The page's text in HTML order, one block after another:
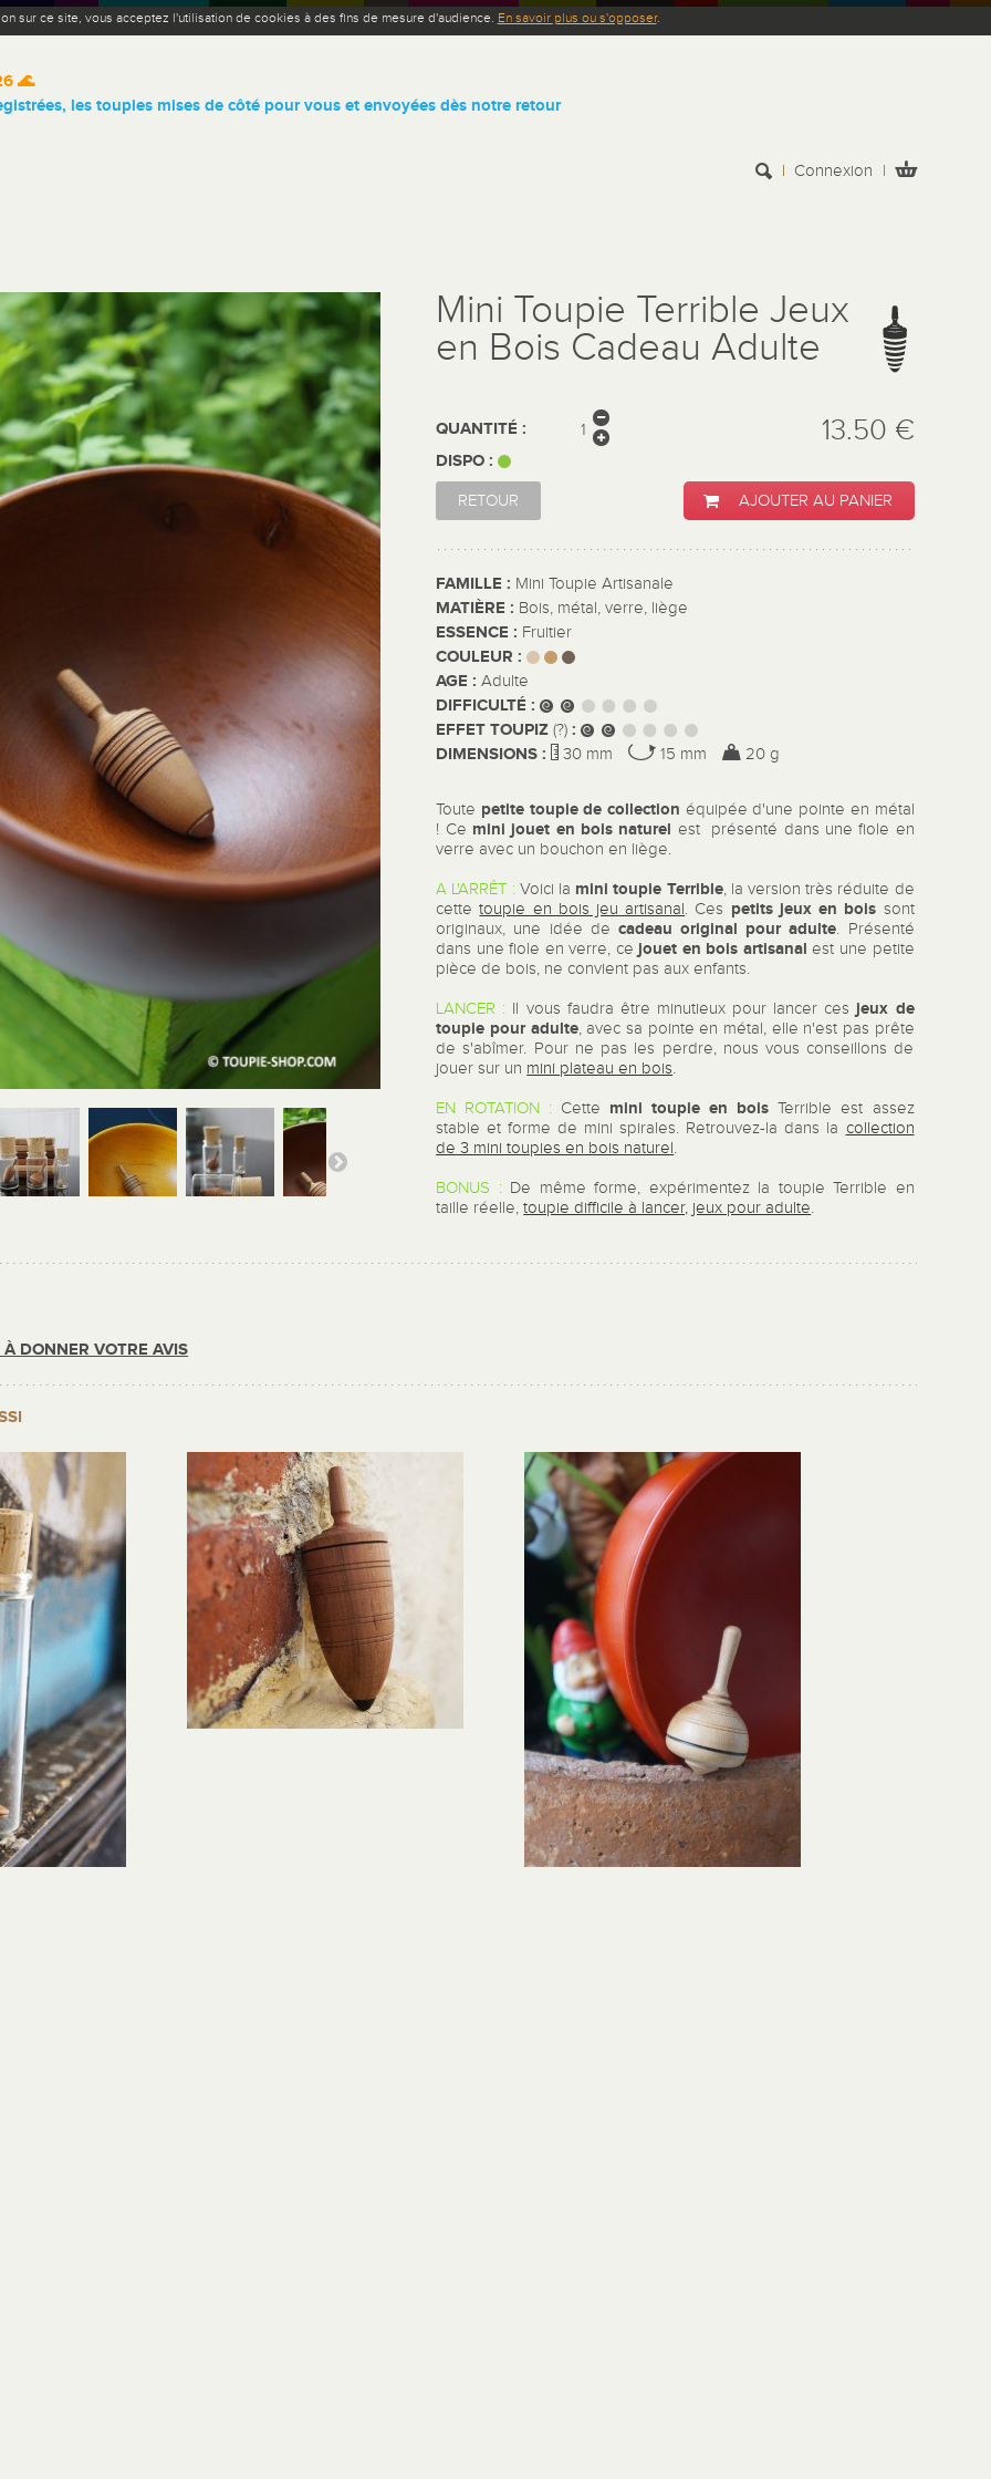
sur ce site, vous acceptez l'utilisation de cookies à des fins de mesure d'audience. En savoir plus ou s'opposer.
🌊
les toupies mises de côté pour vous et envoyées dès notre retour
Connexion
Mini Toupie Terrible Jeux
en Bois Cadeau Adulte
QUANTITÉ :
DISPO :
13.50 €
RETOUR AJOUTER AU PANIER
FAMILLE : Mini Toupie Artisanale
MATIÈRE : Bois, métal, verre, liège
ESSENCE : Fruitier
COULEUR :
AGE :Adulte
DIFFICULTÉ :
EFFET TOUPIZ(?) :
DIMENSIONS :
30 mm 15 mm 20 g
Toute petite toupie de collection équipée d'une pointe en métal
! Ce mini jouet en bois naturel est présenté dans une fiole en
verre avec un bouchon en liège.
A L'ARRÊT :Voici la mini toupie Terrible, la version très réduite de
cettetoupie en bois jeu artisanal. Ces petits jeux en bois sont
originaux, une idée de cadeau original pour adulte. Présenté
dans une fiole en verre, ce jouet en bois artisanal est une petite
pièce de bois, ne convient pas aux enfants.
LANCER : Il vous faudra être minutieux pour lancer ces jeux de
toupie pour adulte, avec sa pointe en métal, elle n'est pas prête
de s'abîmer. Pour ne pas les perdre, nous vous conseillons de
jouer sur un mini plateau en bois.
EN ROTATION : Cette mini toupie en bois Terrible est assez
stable et forme de mini spirales. Retrouvez-la dans la collection
de 3 mini toupies en bois naturel.
BONUS :De même forme, expérimentez la toupie Terrible en
taille réelle,toupie difficile à lancer, jeux pour adulte.
DONNER VOTRE AVIS